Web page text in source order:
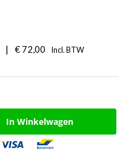
| € 72,00 Incl. BTW
In Winkelwagen